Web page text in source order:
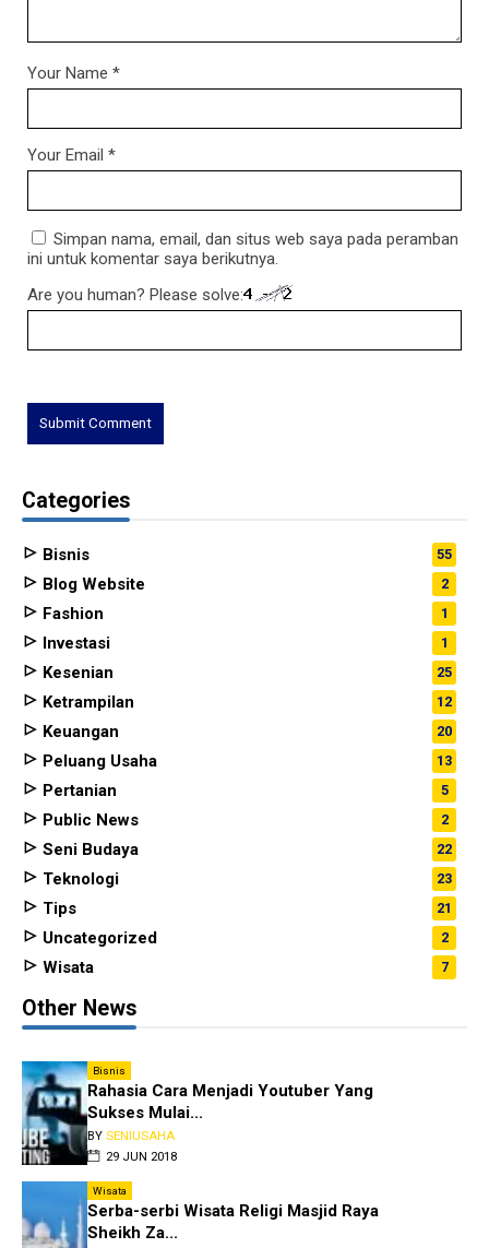
Your Name *
Your Email *
Simpan nama, email, dan situs web saya pada peramban
ini untuk komentar saya berikutnya.
Are you human? Please solve:
Categories
Bisnis 55
Blog Website 2
Fashion 1
Investasi 1
Kesenian 25
Ketrampilan 12
Keuangan 20
Peluang Usaha 13
Pertanian 5
Public News 2
Seni Budaya 22
Teknologi 23
Tips 21
Uncategorized 2
Wisata 7
Other News
Bisnis
Rahasia Cara Menjadi Youtuber Yang
Sukses Mulai...
BY SENIUSAHA
29 JUN 2018
Wisata
Serba-serbi Wisata Religi Masjid Raya
Sheikh Za...